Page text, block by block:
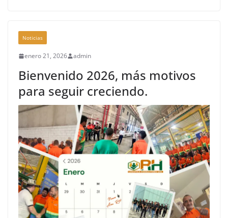
Noticias
enero 21, 2026 admin
Bienvenido 2026, más motivos
para seguir creciendo.